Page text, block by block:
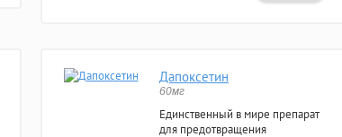
Дапоксетин
60мг
Единственный в мире препарат
для предотвращения